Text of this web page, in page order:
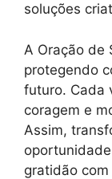
soluções
A Oração de
protegendo
futuro. Cada
coragem e
Assim,
gratidão